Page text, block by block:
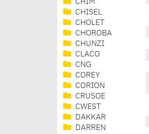
CHIM
CHISEL
CHOLET
CHOROBA
CHUNZI
CLACO
CNG
COREY
CORION
CRUSOE
CWEST
DAKKAR
DARREN